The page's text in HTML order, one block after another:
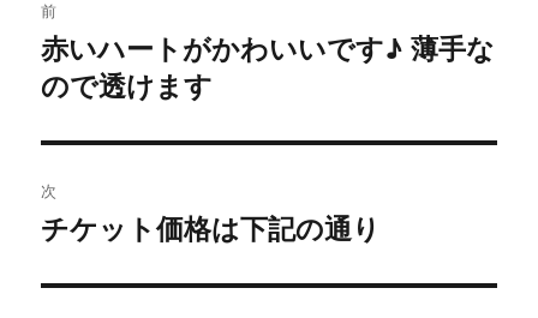
稿
ナ
ビ
ゲ
ー
シ
前
前
の
稿:
赤いハートがかわいいです♪ 薄手な
ので透けます
次
次
投
チケット価格は下記の通り